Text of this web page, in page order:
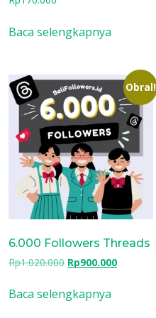
Baca selengkapnya
Obral!
6.000 Followers Threads
Rp1.020.000 Harga
adalah:
Rp1.020.000.
Rp900.000Harga
Baca selengkapnya